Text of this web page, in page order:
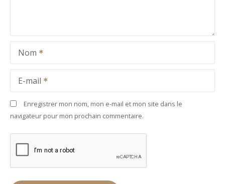
Nom
E-mail
Enregistrer mon nom, mon e-mail et mon site dans le
navigateur pour mon prochain commentaire.